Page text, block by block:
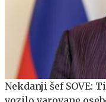
Nekdanji šef SOVE: